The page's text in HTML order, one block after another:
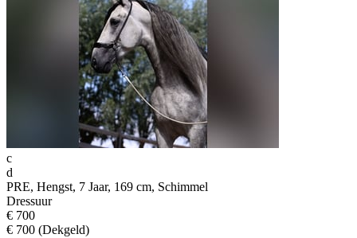
c
d
PRE, Hengst, 7 Jaar, 169 cm, Schimmel
Dressuur
€ 700
€ 700 (Dekgeld)